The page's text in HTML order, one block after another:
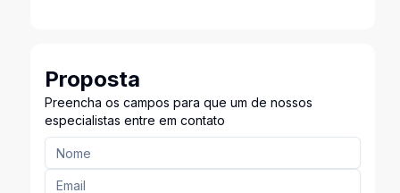
Proposta
Preencha os campos para que um de nossos
especialistas entre em contato